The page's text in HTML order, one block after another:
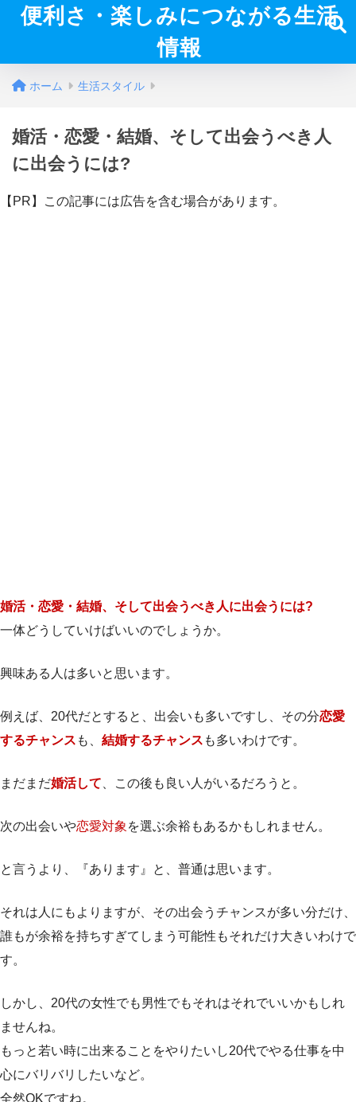
便利さ・楽しみにつながる生活
情報
ホーム 生活スタイル
婚活・恋愛・結婚、そして出会うべき人
に出会うには?
【PR】この記事には広告を含む場合があります。
婚活・恋愛・結婚、そして出会うべき人に出会うには?
一体どうしていけばいいのでしょうか。
興味ある人は多いと思います。
例えば、20代だとすると、出会いも多いですし、その分恋愛
するチャンス も、 結婚するチャンス も多いわけです。
まだまだ婚活して 、この後も良い人がいるだろうと。
次の出会いや恋愛対象 を選ぶ余裕もあるかもしれません。
と言うより、『あります』と、普通は思います。
それは人にもよりますが、その出会うチャンスが多い分だけ、
誰もが余裕を持ちすぎてしまう可能性もそれだけ大きいわけで
す。
しかし、20代の女性でも男性でもそれはそれでいいかもしれ
ませんね。
もっと若い時に出来ることをやりたいし20代でやる仕事を中
心にバリバリしたいなど。
全然OKですね。